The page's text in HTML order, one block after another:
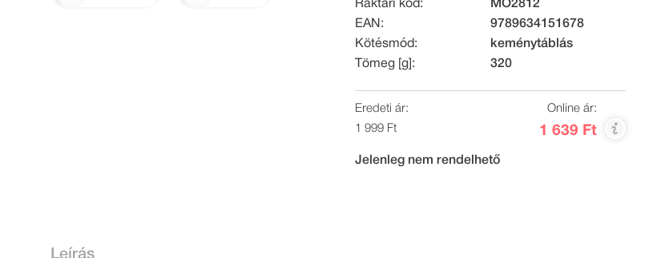
Raktári kód:
MO2812
EAN:
9789634151678
Kötésmód:
keménytáblás
Tömeg [g]:
320
Eredeti ár:
1 999 Ft
Online ár:
1 639 Ft
Jelenleg nem rendelhető
Leírás